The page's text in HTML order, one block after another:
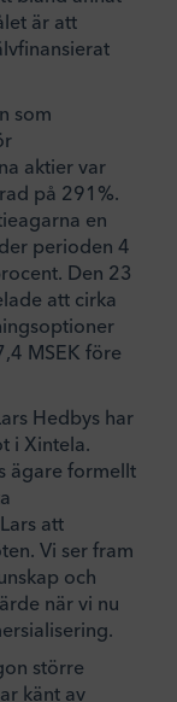
är att
som
aktier var
på 291%.
en
perioden 4
Den 23
att cirka
MSEK före
Hedbys har
i Xintela.
ägare formellt
att
Vi ser fram
och
när vi nu
större
känt av